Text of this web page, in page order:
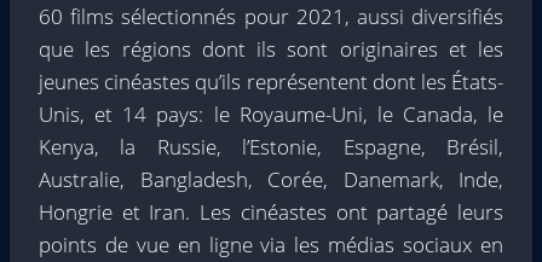
60 films sélectionnés pour 2021, aussi diversifiés
que les régions dont ils sont originaires et les
jeunes cinéastes qu’ils représentent dont les États-
Unis, et 14 pays: le Royaume-Uni, le Canada, le
Kenya, la Russie, l’Estonie, Espagne, Brésil,
Australie, Bangladesh, Corée, Danemark, Inde,
Hongrie et Iran. Les cinéastes ont partagé leurs
points de vue en ligne via les médias sociaux en